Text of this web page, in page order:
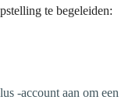
te begeleiden:
-account aan om een